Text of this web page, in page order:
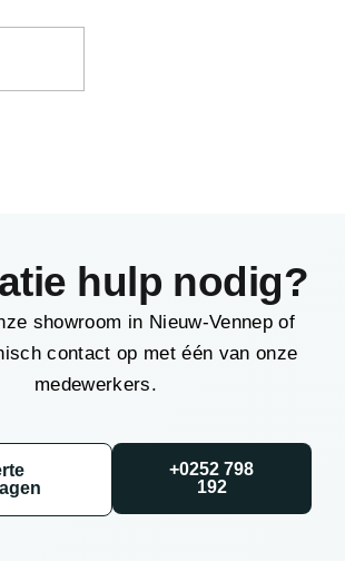
hulp nodig?
showroom in Nieuw-Vennep of
contact op met één van onze
medewerkers.
+0252 798
192